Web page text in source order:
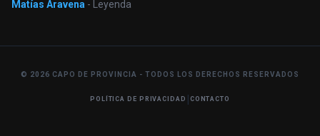
Matías Aravena - Leyenda
© 2026 CAPO DE PROVINCIA - TODOS LOS DERECHOS RESERVADOS
POLÍTICA DE PRIVACIDAD | CONTACTO